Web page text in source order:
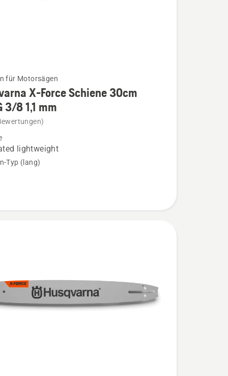
für Motorsägen
X-Force Schiene 30cm
3/8 1,1 mm
lightweight
Typ (lang)